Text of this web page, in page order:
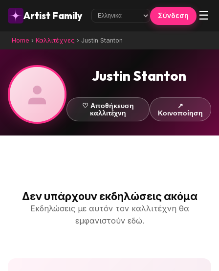
Artist Family Σύνδεση ☰
Home › Καλλιτέχνες › Justin Stanton
Justin Stanton
♡ Αποθήκευση
καλλιτέχνη
↗
Κοινοποίηση
Δεν υπάρχουν εκδηλώσεις ακόμα
Εκδηλώσεις με αυτόν τον καλλιτέχνη θα
εμφανιστούν εδώ.